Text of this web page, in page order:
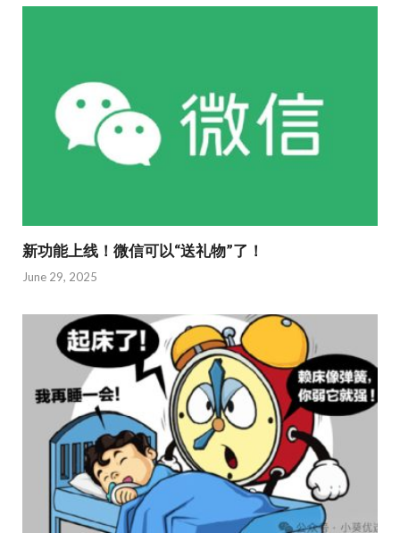
新功能上线！微信可以“送礼物”了！
June 29, 2025